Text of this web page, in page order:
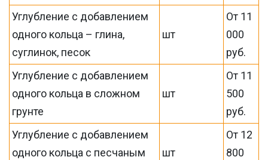
Углубление с добавлением
одного кольца – глина,
суглинок, песок
шт
От 11
000
руб.
Углубление с добавлением
одного кольца в сложном
грунте
шт
От 11
500
руб.
Углубление с добавлением
одного кольца с песчаным
шт
От 12
800